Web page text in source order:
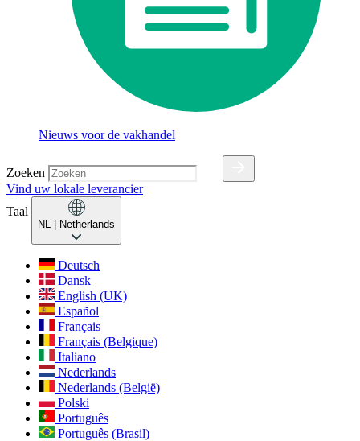
Nieuws voor de vakhandel
Zoeken
Vind uw lokale leverancier
Taal
NL | Netherlands
Deutsch
Dansk
English (UK)
Español
Français
Français (Belgique)
Italiano
Nederlands
Nederlands (België)
Polski
Português
Português (Brasil)